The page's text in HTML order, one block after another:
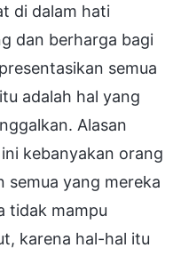
di dalam hati
dan berharga bagi
semua
adalah hal yang
Alasan
kebanyakan orang
semua yang mereka
tidak mampu
karena hal-hal itu